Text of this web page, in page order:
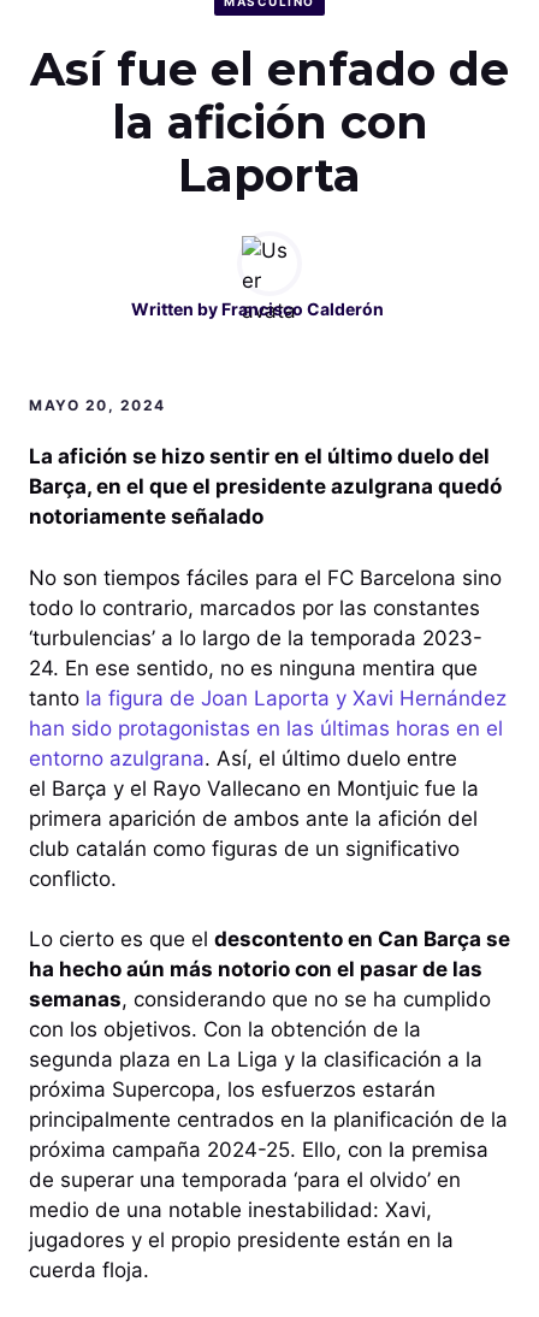
Así fue el enfado de
la afición con
Laporta
Written byFrancisco Calderón
MAYO 20, 2024
La afición se hizo sentir en el último duelo del
Barça, en el que el presidente azulgrana quedó
notoriamente señalado
No son tiempos fáciles para el FC Barcelona sino
todo lo contrario, marcados por las constantes
‘turbulencias’ a lo largo de la temporada 2023-
24. En ese sentido, no es ninguna mentira que
tanto la figura de Joan Laporta y Xavi Hernández
han sido protagonistas en las últimas horas en el
entorno azulgrana. Así, el último duelo entre
el Barça y el Rayo Vallecano en Montjuic fue la
primera aparición de ambos ante la afición del
club catalán como figuras de un significativo
conflicto.
Lo cierto es que el descontento en Can Barça se
ha hecho aún más notorio con el pasar de las
semanas, considerando que no se ha cumplido
con los objetivos. Con la obtención de la
segunda plaza en La Liga y la clasificación a la
próxima Supercopa, los esfuerzos estarán
principalmente centrados en la planificación de la
próxima campaña 2024-25. Ello, con la premisa
de superar una temporada ‘para el olvido’ en
medio de una notable inestabilidad: Xavi,
jugadores y el propio presidente están en la
cuerda floja.